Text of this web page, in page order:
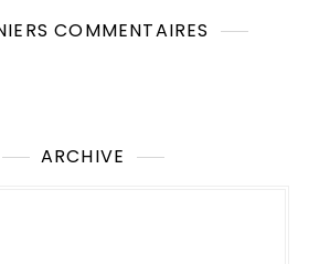
COMMENTAIRES
ARCHIVE